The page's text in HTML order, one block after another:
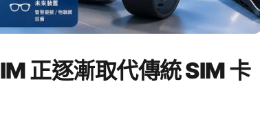
正逐漸取代傳統 SIM 卡